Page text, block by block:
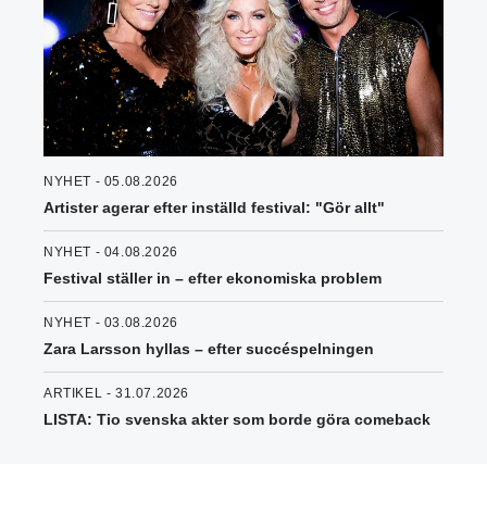
NYHET - 05.08.2026
Artister agerar efter inställd festival: "Gör allt"
NYHET - 04.08.2026
Festival ställer in – efter ekonomiska problem
NYHET - 03.08.2026
Zara Larsson hyllas – efter succéspelningen
ARTIKEL - 31.07.2026
LISTA: Tio svenska akter som borde göra comeback